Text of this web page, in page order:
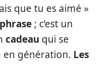
que tu es aimé »
phrase ; c’est un
cadeau qui se
génération. Les